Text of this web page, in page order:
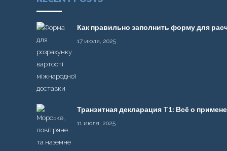
Как правильно заполнить форму для
17 июля, 2025
Транзитная декларация T1: Всё о
11 июля, 2025